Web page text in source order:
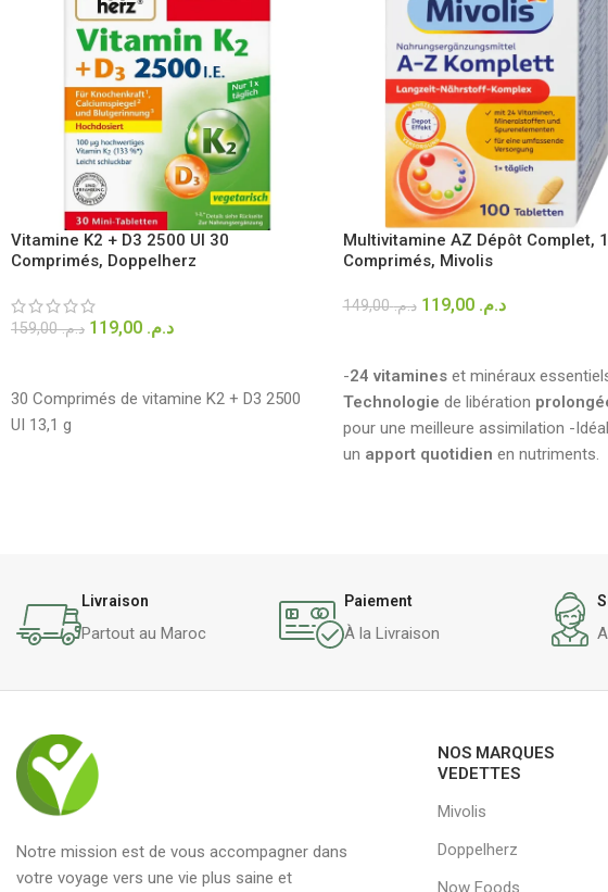
Vitamine K2 + D3 2500 UI 30
Comprimés, Doppelherz
د.م.159,00 د.م.
30 Comprimés de vitamine K2 + D3 2500
UI 13,1 g
Multivitamine AZ Dépôt Complet,
Comprimés, Mivolis
د.م.149,00 د.م. 119,00
-24 vitamineset minéraux
Technologie de libération
pour une meilleure assimilation -
un apport quotidien en nutriments.
Livraison
Partout au Maroc
Paiement
À la Livraison
Notre mission est de vous accompagner dans
votre voyage vers une vie plus saine et
NOS MARQUES
VEDETTES
Mivolis
Doppelherz
Now Foods